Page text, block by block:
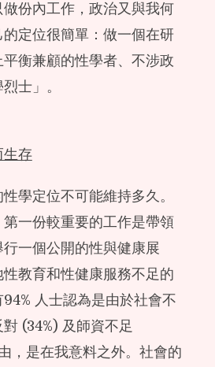
份內工作，政治又與我何
定位很簡單：做一個在研
衡兼顧的性學者、不涉政
士」。
生存
學定位不可能維持多久。
一份較重要的工作是帶領
一個公開的性與健康展
教育和性健康服務不足的
人士認為是由於社會不
(34%) 及師資不足
，是在我意料之外。社會的